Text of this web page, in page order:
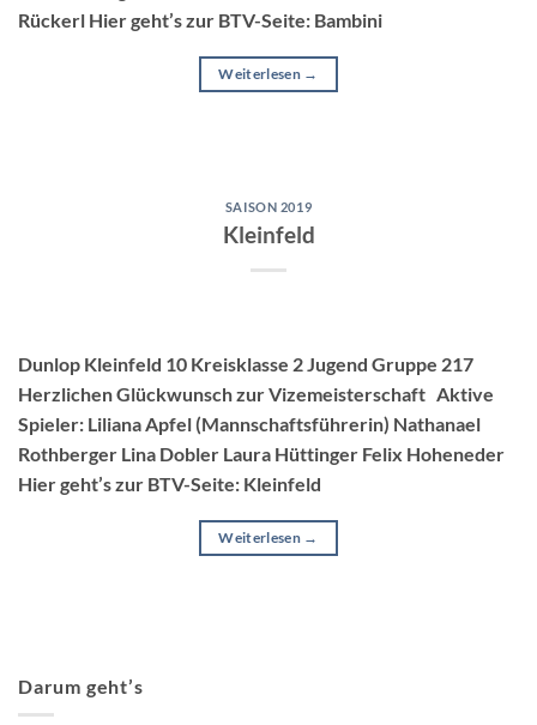
Rückerl Hier geht’s zur BTV-Seite: Bambini
Weiterlesen →
SAISON 2019
Kleinfeld
Dunlop Kleinfeld 10 Kreisklasse 2 Jugend Gruppe 217
Herzlichen Glückwunsch zur Vizemeisterschaft Aktive
Spieler: Liliana Apfel (Mannschaftsführerin) Nathanael
Rothberger Lina Dobler Laura Hüttinger Felix Hoheneder
Hier geht’s zur BTV-Seite: Kleinfeld
Weiterlesen →
Darum geht’s